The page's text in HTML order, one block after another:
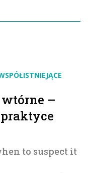
–
to suspect it